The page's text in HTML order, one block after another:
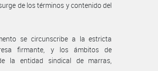
de los términos y contenido del
se circunscribe a la estricta
firmante, y los ámbitos de
la entidad sindical de marras,